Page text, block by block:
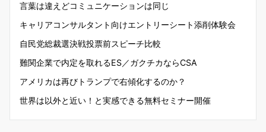
言葉は違えどコミュニケーションは同じ
キャリアコンサルタント向けエントリーシート添削体験会
自民党総裁選決戦投票前スピーチ比較
難関企業で内定を取れるES／ガクチカならCSA
アメリカは再びトランプで右傾化するのか？
世界は以外と近い！と実感できる無料セミナー開催